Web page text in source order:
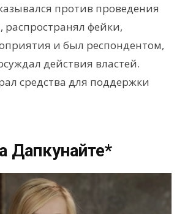
против проведения
распространял фейки,
и был респондентом,
действия властей.
средства для поддержки
Дапкунайте*